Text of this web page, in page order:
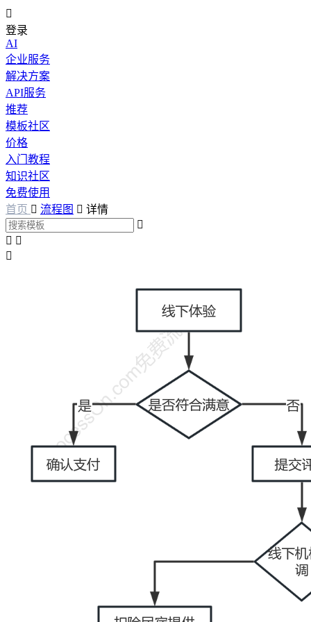

登录
AI
企业服务
解决方案
API服务
推荐
模板社区
价格
入门教程
知识社区
免费使用
首页  流程图  详情

 
